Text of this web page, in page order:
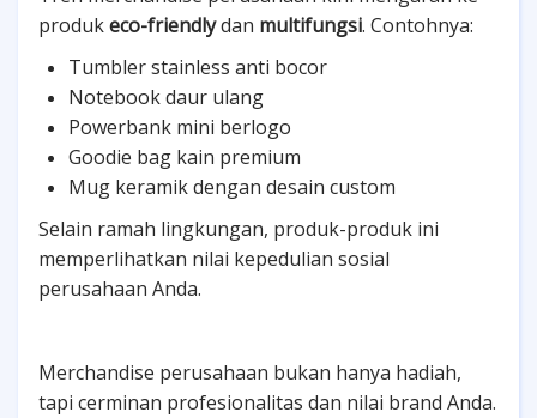
produkeco-friendlydan multifungsi. Contohnya:
Tumbler stainless anti bocor
Notebook daur ulang
Powerbank mini berlogo
Goodie bag kain premium
Mug keramik dengan desain custom
Selain ramah lingkungan, produk-produk ini
memperlihatkan nilai kepedulian sosial
perusahaan Anda.
Merchandise perusahaan bukan hanya hadiah,
tapi cerminan profesionalitas dan nilai brand Anda.